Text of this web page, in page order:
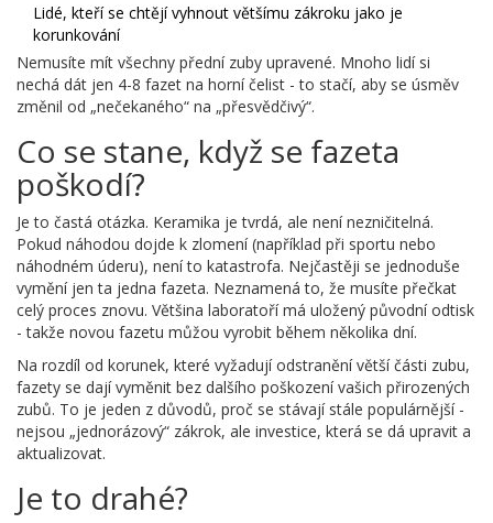
Lidé, kteří se chtějí vyhnout většímu zákroku jako je
korunkování
Nemusíte mít všechny přední zuby upravené. Mnoho lidí si
nechá dát jen 4-8 fazet na horní čelist - to stačí, aby se úsměv
změnil od „nečekaného“ na „přesvědčivý“.
Co se stane, když se fazeta
poškodí?
Je to častá otázka. Keramika je tvrdá, ale není nezničitelná.
Pokud náhodou dojde k zlomení (například při sportu nebo
náhodném úderu), není to katastrofa. Nejčastěji se jednoduše
vymění jen ta jedna fazeta. Neznamená to, že musíte přečkat
celý proces znovu. Většina laboratoří má uložený původní odtisk
- takže novou fazetu můžou vyrobit během několika dní.
Na rozdíl od korunek, které vyžadují odstranění větší části zubu,
fazety se dají vyměnit bez dalšího poškození vašich přirozených
zubů. To je jeden z důvodů, proč se stávají stále populárnější -
nejsou „jednorázový“ zákrok, ale investice, která se dá upravit a
aktualizovat.
Je to drahé?